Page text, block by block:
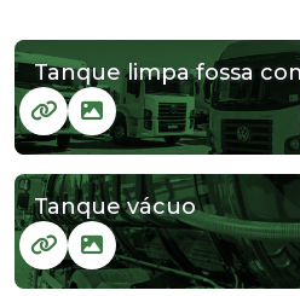
Tanque limpa fossa
Tanque vácuo